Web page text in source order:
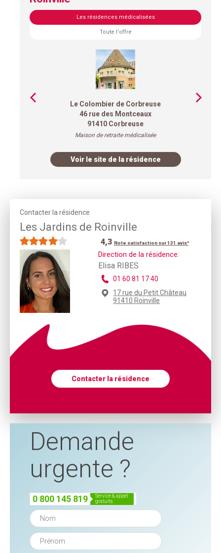
Les résidences médicalisées
Toute l'offre
Le Colombier de Corbreuse
46 rue des Montceaux
91410 Corbreuse
Maison de retraite médicalisée
Voir le site de la résidence
Contacter la résidence
Les Jardins de Roinville
4,3 Note satisfaction sur 131 avis*
Direction de la résidence:
Elisa RIBES
01 60 81 17 40
17 rue du Petit Château
91410 Roinville
Contacter la résidence
Demande
urgente ?
0 800 145 819
service & appel
gratuits